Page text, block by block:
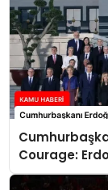
Courage:
takdim etti